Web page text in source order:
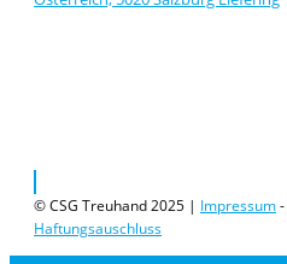
© CSG Treuhand 2025 | Impressum-
Haftungsauschluss